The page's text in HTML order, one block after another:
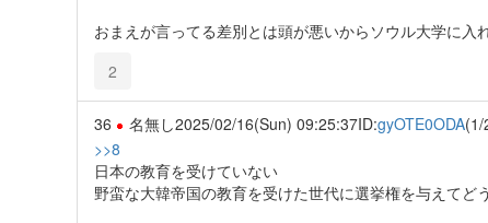
おまえが言ってる差別とは頭が悪いからソウル大学に入
2
36 名無し2025/02/16(Sun) 09:25:37ID:gyOTE0ODA(1/
>>8
日本の教育を受けていない
野蛮な大韓帝国の教育を受けた世代に選挙権を与えてど